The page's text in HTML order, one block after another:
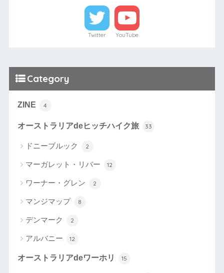
Twitter YouTube
Category
ZINE 4
オーストラリアdeヒッチハイク旅 33
ドニーブルック 2
マーガレット・リバー 12
ワーナー・グレン 2
マンジマップ 8
デンマーク 2
アルバニー 12
オーストラリアdeワーホリ 15